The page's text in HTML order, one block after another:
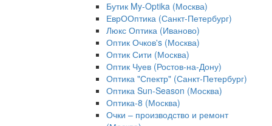
Бутик My-Optika (Москва)
ЕврООптика (Санкт-Петербург)
Люкс Оптика (Иваново)
Оптик Очков's (Москва)
Оптик Сити (Москва)
Оптик Чуев (Ростов-на-Дону)
Оптика "Спектр" (Санкт-Петербург)
Оптика Sun-Season (Москва)
Оптика-8 (Москва)
Очки – производство и ремонт